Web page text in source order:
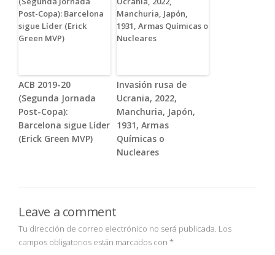
ACB 2019-20
(Segunda Jornada
Post-Copa):
Barcelona sigue Líder
(Erick Green MVP)
Invasión rusa de
Ucrania, 2022,
Manchuria, Japón,
1931, Armas
Químicas o
Nucleares
Leave a comment
Tu dirección de correo electrónico no será publicada. Los
campos obligatorios están marcados con *